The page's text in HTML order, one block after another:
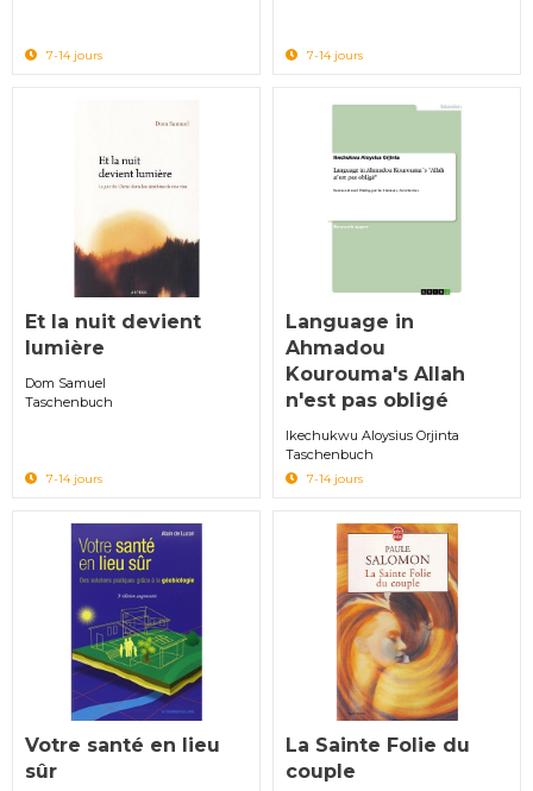
7-14 jours 7-14 jours
Et la nuit devient
lumière
Dom Samuel
Taschenbuch
7-14 jours
Language in
Ahmadou
Kourouma's Allah
n'est pas obligé
Ikechukwu Aloysius Orjinta
Taschenbuch
7-14 jours
Votre santé en lieu
sûr
La Sainte Folie du
couple